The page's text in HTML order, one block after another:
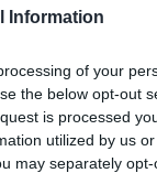
Information
of your
the below opt-out
is processed
utilized by us
may separately
Berga.
donde
recepción y